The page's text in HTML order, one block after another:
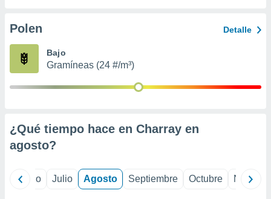
e
mediante
de
1199
Polen Detalle
Bajo
Gramíneas (24 #/m³)
¿Qué tiempo hace en Charray en
agosto?
Junio Julio Agosto Septiembre Octubre